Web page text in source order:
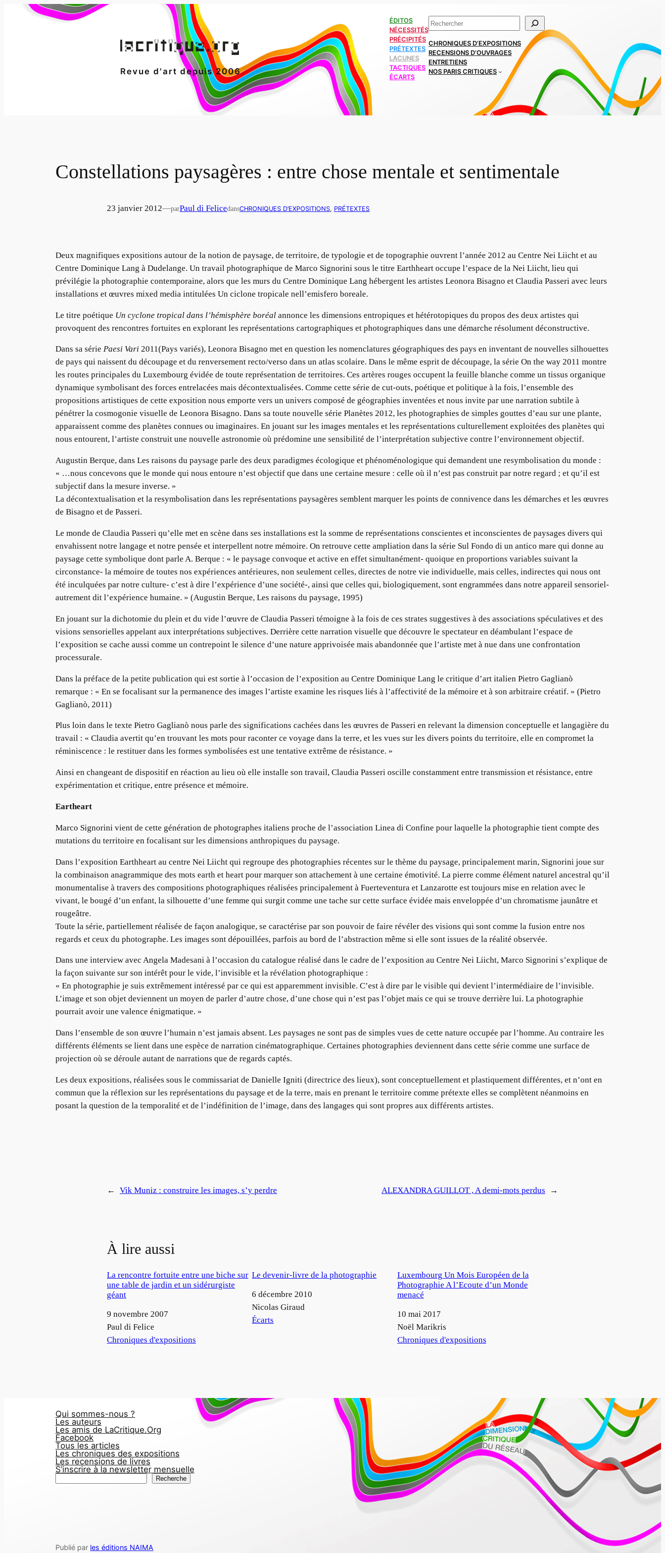
Revue d'art depuis 2006
ÉDITOS
NÉCESSITÉS
PRÉCIPITÉS
PRÉTEXTES
LACUNES
TACTIQUES
ÉCARTS
Rechercher
CHRONIQUES D’EXPOSITIONS
RECENSIONS D’OUVRAGES
ENTRETIENS
NOS PARIS CRITIQUES
Constellations paysagères : entre chose mentale et sentimentale
23 janvier 2012—parPaul di FelicedansCHRONIQUES D’EXPOSITIONS, PRÉTEXTES
Deux magnifiques expositions autour de la notion de paysage, de territoire, de typologie et de topographie ouvrent l’année 2012 au Centre Nei Liicht et au
Centre Dominique Lang à Dudelange. Un travail photographique de Marco Signorini sous le titre Earthheart occupe l’espace de la Nei Liicht, lieu qui
prévilégie la photographie contemporaine, alors que les murs du Centre Dominique Lang hébergent les artistes Leonora Bisagno et Claudia Passeri avec leurs
installations et œuvres mixed media intitulées Un ciclone tropicale nell’emisfero boreale.
Le titre poétique Un cyclone tropical dans l’hémisphère boréal annonce les dimensions entropiques et hétérotopiques du propos des deux artistes qui
provoquent des rencontres fortuites en explorant les représentations cartographiques et photographiques dans une démarche résolument déconstructive.
Dans sa série Paesi Vari 2011(Pays variés), Leonora Bisagno met en question les nomenclatures géographiques des pays en inventant de nouvelles silhouettes
de pays qui naissent du découpage et du renversement recto/verso dans un atlas scolaire. Dans le même esprit de découpage, la série On the way 2011 montre
les routes principales du Luxembourg évidée de toute représentation de territoires. Ces artères rouges occupent la feuille blanche comme un tissus organique
dynamique symbolisant des forces entrelacées mais décontextualisées. Comme cette série de cut-outs, poétique et politique à la fois, l’ensemble des
propositions artistiques de cette exposition nous emporte vers un univers composé de géographies inventées et nous invite par une narration subtile à
pénétrer la cosmogonie visuelle de Leonora Bisagno. Dans sa toute nouvelle série Planètes 2012, les photographies de simples gouttes d’eau sur une plante,
apparaissent comme des planètes connues ou imaginaires. En jouant sur les images mentales et les représentations culturellement exploitées des planètes qui
nous entourent, l’artiste construit une nouvelle astronomie où prédomine une sensibilité de l’interprétation subjective contre l’environnement objectif.
Augustin Berque, dans Les raisons du paysage parle des deux paradigmes écologique et phénoménologique qui demandent une resymbolisation du monde :
« …nous concevons que le monde qui nous entoure n’est objectif que dans une certaine mesure : celle où il n’est pas construit par notre regard ; et qu’il est
subjectif dans la mesure inverse. »
La décontextualisation et la resymbolisation dans les représentations paysagères semblent marquer les points de connivence dans les démarches et les œuvres
de Bisagno et de Passeri.
Le monde de Claudia Passeri qu’elle met en scène dans ses installations est la somme de représentations conscientes et inconscientes de paysages divers qui
envahissent notre langage et notre pensée et interpellent notre mémoire. On retrouve cette ampliation dans la série Sul Fondo di un antico mare qui donne au
paysage cette symbolique dont parle A. Berque : « le paysage convoque et active en effet simultanément- quoique en proportions variables suivant la
circonstance- la mémoire de toutes nos expériences antérieures, non seulement celles, directes de notre vie individuelle, mais celles, indirectes qui nous ont
été inculquées par notre culture- c’est à dire l’expérience d’une société-, ainsi que celles qui, biologiquement, sont engrammées dans notre appareil sensoriel-
autrement dit l’expérience humaine. » (Augustin Berque, Les raisons du paysage, 1995)
En jouant sur la dichotomie du plein et du vide l’œuvre de Claudia Passeri témoigne à la fois de ces strates suggestives à des associations spéculatives et des
visions sensorielles appelant aux interprétations subjectives. Derrière cette narration visuelle que découvre le spectateur en déambulant l’espace de
l’exposition se cache aussi comme un contrepoint le silence d’une nature apprivoisée mais abandonnée que l’artiste met à nue dans une confrontation
processurale.
Dans la préface de la petite publication qui est sortie à l’occasion de l’exposition au Centre Dominique Lang le critique d’art italien Pietro Gaglianò
remarque : « En se focalisant sur la permanence des images l’artiste examine les risques liés à l’affectivité de la mémoire et à son arbitraire créatif. » (Pietro
Gaglianò, 2011)
Plus loin dans le texte Pietro Gaglianò nous parle des significations cachées dans les œuvres de Passeri en relevant la dimension conceptuelle et langagière du
travail : « Claudia avertit qu’en trouvant les mots pour raconter ce voyage dans la terre, et les vues sur les divers points du territoire, elle en compromet la
réminiscence : le restituer dans les formes symbolisées est une tentative extrême de résistance. »
Ainsi en changeant de dispositif en réaction au lieu où elle installe son travail, Claudia Passeri oscille constamment entre transmission et résistance, entre
expérimentation et critique, entre présence et mémoire.
Eartheart
Marco Signorini vient de cette génération de photographes italiens proche de l’association Linea di Confine pour laquelle la photographie tient compte des
mutations du territoire en focalisant sur les dimensions anthropiques du paysage.
Dans l’exposition Earthheart au centre Nei Liicht qui regroupe des photographies récentes sur le thème du paysage, principalement marin, Signorini joue sur
la combinaison anagrammique des mots earth et heart pour marquer son attachement à une certaine émotivité. La pierre comme élément naturel ancestral qu’il
monumentalise à travers des compositions photographiques réalisées principalement à Fuerteventura et Lanzarotte est toujours mise en relation avec le
vivant, le bougé d’un enfant, la silhouette d’une femme qui surgit comme une tache sur cette surface évidée mais enveloppée d’un chromatisme jaunâtre et
rougeâtre.
Toute la série, partiellement réalisée de façon analogique, se caractérise par son pouvoir de faire révéler des visions qui sont comme la fusion entre nos
regards et ceux du photographe. Les images sont dépouillées, parfois au bord de l’abstraction même si elle sont issues de la réalité observée.
Dans une interview avec Angela Madesani à l’occasion du catalogue réalisé dans le cadre de l’exposition au Centre Nei Liicht, Marco Signorini s’explique de
la façon suivante sur son intérêt pour le vide, l’invisible et la révélation photographique :
« En photographie je suis extrêmement intéressé par ce qui est apparemment invisible. C’est à dire par le visible qui devient l’intermédiaire de l’invisible.
L’image et son objet deviennent un moyen de parler d’autre chose, d’une chose qui n’est pas l’objet mais ce qui se trouve derrière lui. La photographie
pourrait avoir une valence énigmatique. »
Dans l’ensemble de son œuvre l’humain n’est jamais absent. Les paysages ne sont pas de simples vues de cette nature occupée par l’homme. Au contraire les
différents éléments se lient dans une espèce de narration cinématographique. Certaines photographies deviennent dans cette série comme une surface de
projection où se déroule autant de narrations que de regards captés.
Les deux expositions, réalisées sous le commissariat de Danielle Igniti (directrice des lieux), sont conceptuellement et plastiquement différentes, et n’ont en
commun que la réflexion sur les représentations du paysage et de la terre, mais en prenant le territoire comme prétexte elles se complètent néanmoins en
posant la question de la temporalité et de l’indéfinition de l’image, dans des langages qui sont propres aux différents artistes.
← Vik Muniz : construire les images, s’y perdre ALEXANDRA GUILLOT , A demi-mots perdus →
À lire aussi
La rencontre fortuite entre une biche sur
une table de jardin et un sidérurgiste
géant
Date
9 novembre 2007
Auteur
Paul di Felice
Par rapport à
Chroniques d'expositions
Le devenir-livre de la photographie
Date
6 décembre 2010
Auteur
Nicolas Giraud
Par rapport à
Écarts
Luxembourg Un Mois Européen de la
Photographie A l’Ecoute d’un Monde
menacé
Date
10 mai 2017
Auteur
Noël Marikris
Par rapport à
Chroniques d'expositions
Qui sommes-nous ?
Les auteurs
Les amis de LaCritique.Org
Facebook
Tous les articles
Les chroniques des expositions
Les recensions de livres
S’inscrire à la newsletter mensuelle
r
Recherche
Publié par les éditions NAIMA